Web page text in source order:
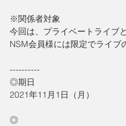
※関係者対象
今回は、プライベートライブ
NSM会員様には限定でライブ
----------
◎期日
2021年11月1日（月）
◎